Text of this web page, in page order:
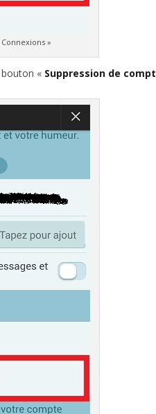
»
« Suppression de